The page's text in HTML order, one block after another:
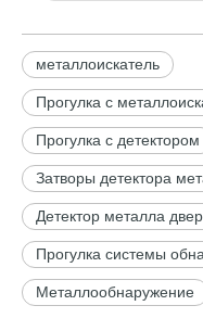
металлоискатель
Прогулка с
Прогулка с детектором
Затворы детектора
Детектор металла
Прогулка системы
Металлообнаружение